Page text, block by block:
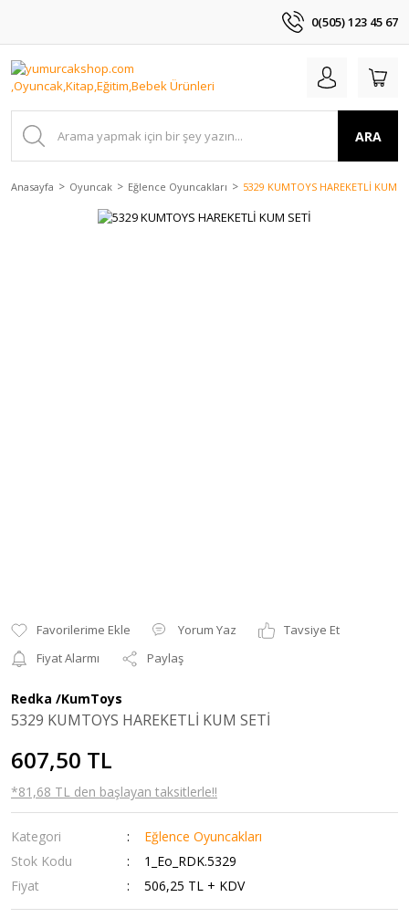
0(505) 123 45 67
ARA
Anasayfa Oyuncak Eğlence Oyuncakları 5329 KUMTOYS HAREKETLİ KUM
Yorum Yaz
Tavsiye Et
Fiyat Alarmı
Paylaş
Redka /KumToys
5329 KUMTOYS HAREKETLİ KUM SETİ
607,50 TL
*81,68 TL den başlayan taksitlerle!!
Kategori
Eğlence Oyuncakları
Stok Kodu
1_Eo_RDK.5329
Fiyat
506,25 TL + KDV